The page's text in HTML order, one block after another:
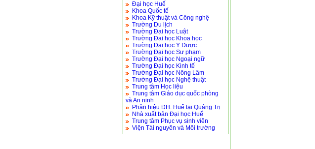
Đại học Huế
Khoa Quốc tế
Khoa Kỹ thuật và Công nghệ
Trường Du lịch
Trường Đại học Luật
Trường Đại học Khoa học
Trường Đại học Y Dược
Trường Đại học Sư phạm
Trường Đại học Ngoại ngữ
Trường Đại học Kinh tế
Trường Đại học Nông Lâm
Trường Đại học Nghệ thuật
Trung tâm Học liệu
Trung tâm Giáo dục quốc phòng
và An ninh
Phân hiệu ĐH. Huế tại Quảng Trị
Nhà xuất bản Đại học Huế
Trung tâm Phục vụ sinh viên
Viện Tài nguyên và Môi trường